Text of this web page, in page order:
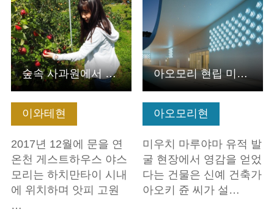
이와테현
2017년 12월에 문을 연
온천 게스트하우스 야스
모리는 하치만타이 시내
에 위치하며 앗피 고원
…
숲속 사과원에서 즐기는 다양한 사과 체험
아오모리현
미우치 마루야마 유적 발
굴 현장에서 영감을 얻었
다는 건물은 신예 건축가
아오키 쥰 씨가 설…
아오모리 현립 미술관